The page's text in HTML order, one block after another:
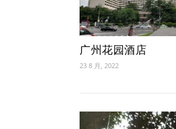
广州花园酒店
23 8 月, 2022